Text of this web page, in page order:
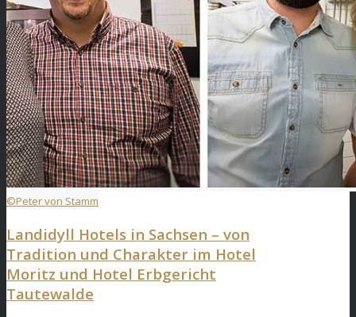
©Peter von Stamm
Landidyll Hotels in Sachsen – von
Tradition und Charakter im Hotel
Moritz und Hotel Erbgericht
Tautewalde